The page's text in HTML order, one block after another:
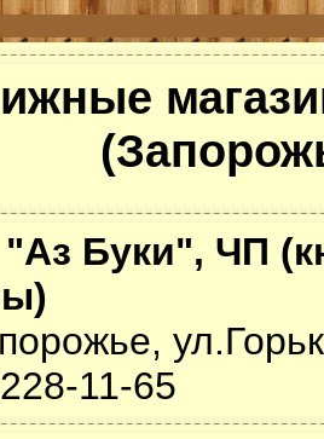
Буки", ЧП
11-65